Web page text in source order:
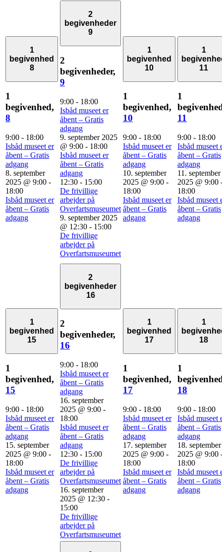
1
begivenhed
8
1
begivenhed,
8
9:00 - 18:00
Isbåd museet er
åbent – Gratis
adgang
8. september
2025 @ 9:00 -
18:00
Isbåd museet er
åbent – Gratis
adgang
2
begivenheder
9
2
begivenheder,
9
9:00 - 18:00
Isbåd museet er
åbent – Gratis
adgang
9. september 2025
@ 9:00 - 18:00
Isbåd museet er
åbent – Gratis
adgang
12:30 - 15:00
De frivillige
arbejder på
Overfartsmuseumet
9. september 2025
@ 12:30 - 15:00
De frivillige
arbejder på
Overfartsmuseumet
1
begivenhed
10
1
begivenhed,
10
9:00 - 18:00
Isbåd museet er
åbent – Gratis
adgang
10. september
2025 @ 9:00 -
18:00
Isbåd museet er
åbent – Gratis
adgang
1
11
1
11
9:00 - 18:00
Isbåd museet
åbent – Gratis
adgang
11. september
2025 @ 9:00
18:00
Isbåd museet
åbent – Gratis
adgang
1
begivenhed
15
1
begivenhed,
15
9:00 - 18:00
Isbåd museet er
åbent – Gratis
adgang
15. september
2025 @ 9:00 -
18:00
Isbåd museet er
åbent – Gratis
adgang
2
begivenheder
16
2
begivenheder,
16
9:00 - 18:00
Isbåd museet er
åbent – Gratis
adgang
16. september
2025 @ 9:00 -
18:00
Isbåd museet er
åbent – Gratis
adgang
12:30 - 15:00
De frivillige
arbejder på
Overfartsmuseumet
16. september
2025 @ 12:30 -
15:00
De frivillige
arbejder på
Overfartsmuseumet
1
begivenhed
17
1
begivenhed,
17
9:00 - 18:00
Isbåd museet er
åbent – Gratis
adgang
17. september
2025 @ 9:00 -
18:00
Isbåd museet er
åbent – Gratis
adgang
1
18
1
18
9:00 - 18:00
Isbåd museet
åbent – Gratis
adgang
18. september
2025 @ 9:00
18:00
Isbåd museet
åbent – Gratis
adgang